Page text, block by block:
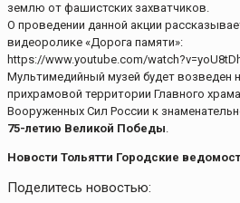
землю от фашистских захватчиков.
О проведении данной акции
видеоролике «Дорога памяти»:
https://www.youtube.com/
Мультимедийный музей будет возведен
прихрамовой территории Главного храма
Вооруженных Сил России к
75-летию Великой Победы.
Новости Тольятти Городские
Поделитесь новостью: